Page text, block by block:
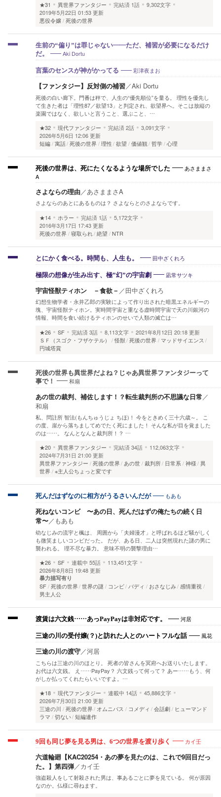
★31
異世界ファンタジー 完結済 1話
9,302文字
2019年5月22日 01:53 更新
悪役令嬢 死後の世界
生前の“偏り”は罪じゃない——ただ、補習が必要になるだけ
だ。
Aki Dortu
言葉のセンスが神がかってる 彩津夜まお
【ファンタジー】反対側の補習／Aki Dortu
死後の白い廊下。門番は秤で、人生の“優先順位”を量る。 理性を優先し
て生きた者は「理性87／欲望13」と判定され、欲望界へ。そこは放縦の
楽園ではなく、欲しいと言うこと、選ぶこと、…
★32
現代ファンタジー 完結済2話
3,091文字
2026年5月6日 12:06 更新
短編 寓話 死後の世界 理性 欲望 価値観 哲学 心理
死後の世界は、死にたくなるような場所でした
あさままさ
A
さよならの理由／あさままさA
さよならのあとにあるものは？ さよならとのさよならです。
★14
ホラー 完結済 1話
5,172文字
2016年3月17日 17:43 更新
死後の世界
寝取られ 絶望 NTR
とにかく食べる。時間も、人生も。 田中ざくれろ
極限の想像が生み出す、極”幻”の宇宙劇 凪常サツキ
宇宙怪獣ティホン －食欲－ ／田中ざくれろ
幻想生物学者・永井乙郎の実験によって作り出された暗黒エネルギーの
塊、宇宙怪獣ティホン。実時間宇宙と重なる虚時間宇宙で天の川銀河の
情報、時間を食い続けるティホンのせいで人類の滅亡は…
★26
SF 完結済3話 8,113文字
2021年8月12日 20:18 更新
ＳＦ（スゴク・フザケテル）
怪獣 死後の世界
マッドサイエンス
円城塔賞
死後の世界も異世界だよね？じゃあ異世界ファンタジーって
事で！
和扇
あの世の裁判、補佐します！？転生裁判所の不思議な日常 ／
和扇
私、問註所 智法(もんちゅうじょ ちほ)！ 今をときめく三十六歳～。 こ
の度、崖から落ちましてめでたく死にました！ そんな私が目を覚ました
のは……。 なんとなんと裁判所！？ …
★20
異世界ファンタジー 完結済34話
112,063文字
2024年7月31日 21:00 更新
異世界ファンタジー
死後の世界 あの世 裁判所 日常系 神様 異
世界
※主人公ちょっと変です
死んだはずなのに相方がうるさいんだが もあも
死ねないコンビ 〜あの日、死んだはずの俺たちの続く日
常〜／ もあも
幼なじみの流宇と楓は、 周囲から「夫婦漫才」と呼ばれるほど騒がしく
も微笑ましいコンビだった。 だが、ある日、二人は突然現れた謎の男に
襲われる。 理不尽な暴力。 意味不明の襲撃理由…
★26
SF 連載中 55話
113,451文字
2026年8月8日 19:48 更新
暴力描写有り
SF 死後の世界 世界の謎 コンビ バディ おさなじみ 感情重視
男主人公
渡賃は六文銭……あっPayPayは非対応です。 河居
三途の川の受付嬢(？)と訪れた人とのハートフルな話 風花
三途の川の渡守／河居
こちらは三途の川のほとり。 死者の皆さんを冥府へお送りいたします。
お代は六文銭。 え……PayPay？ 六文銭って何って？ あー……もう、何
がしか払ってくれたらいいですよ。…
★18
現代ファンタジー 連載中 14話
45,886文字
2026年7月30日 21:00 更新
三途の川
死後の世界 オムニバス コメディ 会話劇
ヒューマンド
ラマ
切ない 短編連作
9回も同じ夢を見る男は、6つの世界を渡り歩く カイ壬
六道輪廻【KAC20254・あの夢を見たのは、これで9回目だっ
た。】第四弾／カイ壬
強盗殺人をして射殺された男は、事あるごとに夢を見ている。 何が原因
なのか。仏様に尋ねます。